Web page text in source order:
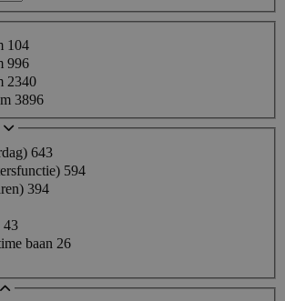
104
996
2340
3896
643
594
394
43
baan 26